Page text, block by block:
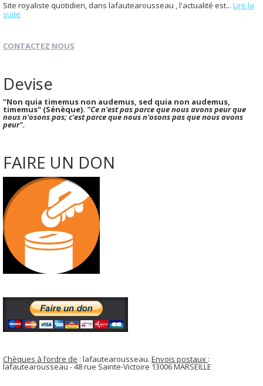
Site royaliste quotidien, dans lafautearousseau , l'actualité est... Lire la
suite
CONTACTEZ NOUS
Devise
"Non quia timemus non audemus, sed quia non audemus,
timemus" (Sénèque). "Ce n'est pas parce que nous avons peur que
nous n'osons pas; c'est parce que nous n'osons pas que nous avons
peur".
FAIRE UN DON
Chèques à l’ordre de : lafautearousseau. Envois postaux :
lafautearousseau - 48 rue Sainte-Victoire 13006 MARSEILLE